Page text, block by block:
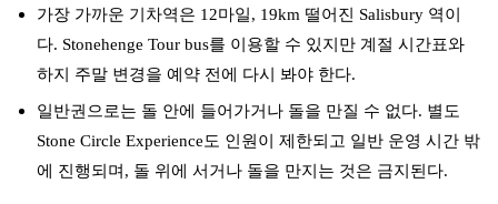
가장 가까운 기차역은 12마일, 19km 떨어진 Salisbury 역이
다. Stonehenge Tour bus를 이용할 수 있지만 계절 시간표와
하지 주말 변경을 예약 전에 다시 봐야 한다.
일반권으로는 돌 안에 들어가거나 돌을 만질 수 없다. 별도
Stone Circle Experience도 인원이 제한되고 일반 운영 시간 밖
에 진행되며, 돌 위에 서거나 돌을 만지는 것은 금지된다.